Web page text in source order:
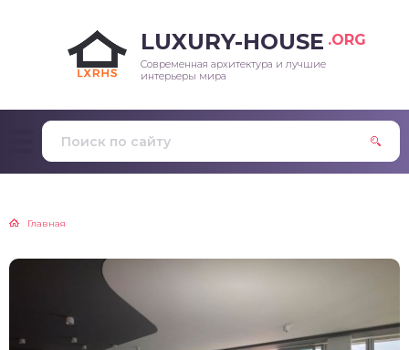
LUXURY-HOUSE .ORG
Современная архитектура и лучшие
интерьеры мира
Главная